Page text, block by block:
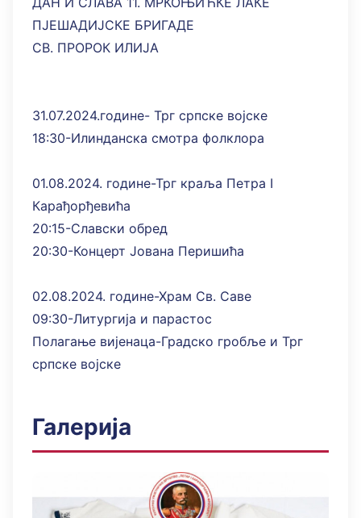
ПЈЕШАДИЈСКЕ БРИГАДЕ
СВ. ПРОРОК ИЛИЈА
31.07.2024.године- Трг српске војске
18:30-Илинданска смотра фолклора
01.08.2024. године-Трг краља Петра I
Карађорђевића
20:15-Славски обред
20:30-Концерт Јована Перишића
02.08.2024. године-Храм Св. Саве
09:30-Литургија и парастос
Полагање вијенаца-Градско гробље и Трг
српске војске
Галерија